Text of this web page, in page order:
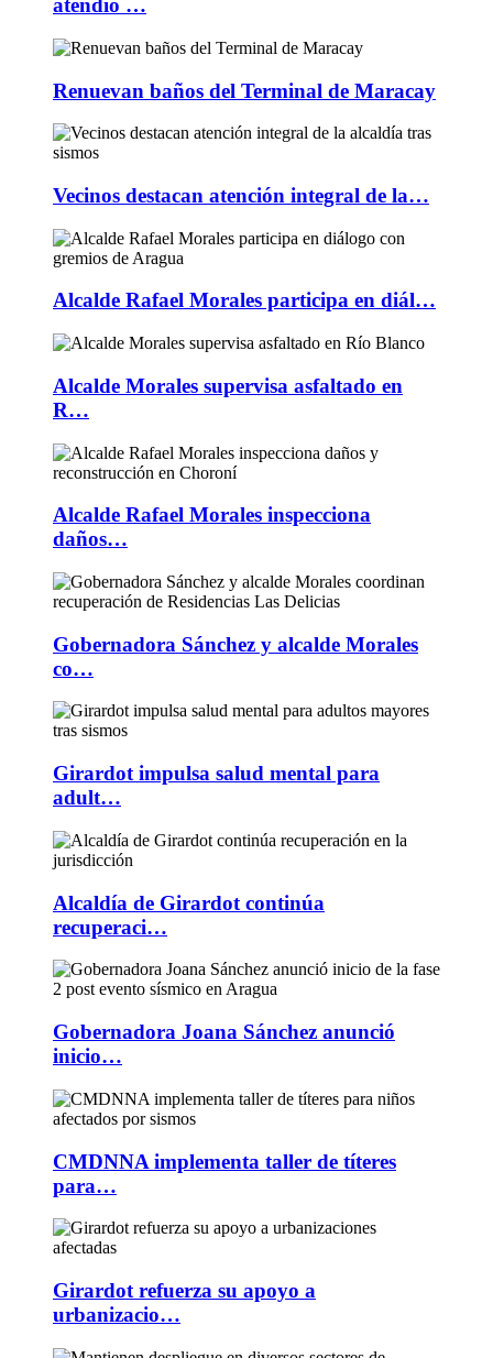
atendió …
Renuevan baños del Terminal de Maracay
Vecinos destacan atención integral de la…
Alcalde Rafael Morales participa en diál…
Alcalde Morales supervisa asfaltado en
R…
Alcalde Rafael Morales inspecciona
daños…
Gobernadora Sánchez y alcalde Morales
co…
Girardot impulsa salud mental para
adult…
Alcaldía de Girardot continúa
recuperaci…
Gobernadora Joana Sánchez anunció
inicio…
CMDNNA implementa taller de títeres
para…
Girardot refuerza su apoyo a
urbanizacio…